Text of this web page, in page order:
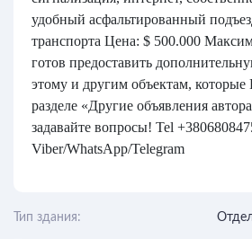
удобный асфальтированный
транспорта Цена: $ 500.000
готов предоставить
этому и другим объектам, которые
разделе «Другие объявления
задавайте вопросы! Tel
Viber/WhatsApp/Telegram
Тип здания: